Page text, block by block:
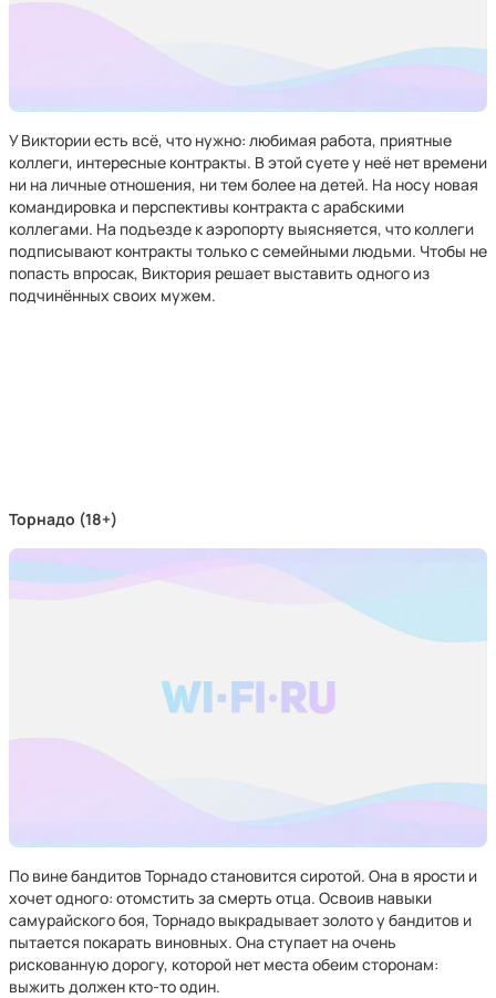
У Виктории есть всё, что нужно: любимая работа, приятные
коллеги, интересные контракты. В этой суете у неё нет времени
ни на личные отношения, ни тем более на детей. На носу новая
командировка и перспективы контракта с арабскими
коллегами. На подъезде к аэропорту выясняется, что коллеги
подписывают контракты только с семейными людьми. Чтобы не
попасть впросак, Виктория решает выставить одного из
подчинённых своих мужем.
Торнадо (18+)
По вине бандитов Торнадо становится сиротой. Она в ярости и
хочет одного: отомстить за смерть отца. Освоив навыки
самурайского боя, Торнадо выкрадывает золото у бандитов и
пытается покарать виновных. Она ступает на очень
рискованную дорогу, которой нет места обеим сторонам:
выжить должен кто-то один.